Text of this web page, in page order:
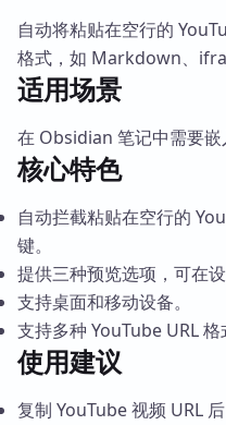
自动将粘贴在空行的
格式，如 Markdown、
适用场景
在 Obsidian 笔记中需要嵌
核心特色
自动拦截粘贴在空行的
键。
提供三种预览选项，可在
支持桌面和移动设备。
支持多种 YouTube URL 格
使用建议
复制 YouTube 视频 URL